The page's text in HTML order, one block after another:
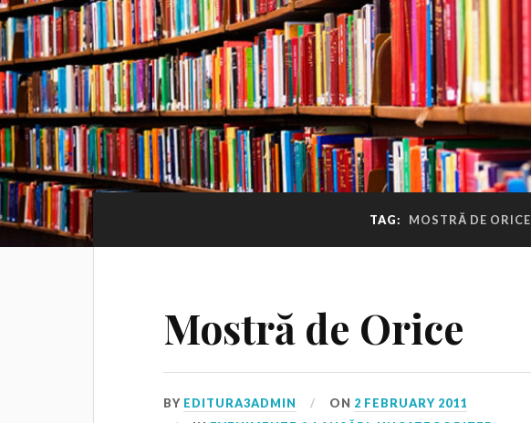
TAG: MOSTRĂ DE ORICE
Mostră de Orice
BY EDITURA3ADMIN ON 2 FEBRUARY 2011